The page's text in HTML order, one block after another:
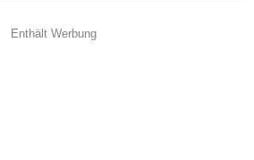
Enthält Werbung